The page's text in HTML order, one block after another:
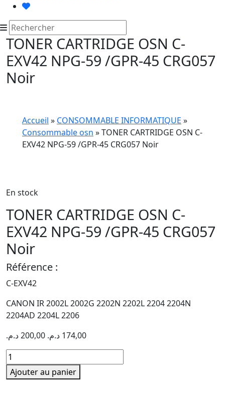
TONER CARTRIDGE OSN C-
EXV42 NPG-59 /GPR-45 CRG057
Noir
Accueil » CONSOMMABLE INFORMATIQUE »
Consommable osn » TONER CARTRIDGE OSN C-
EXV42 NPG-59 /GPR-45 CRG057 Noir
En stock
TONER CARTRIDGE OSN C-
EXV42 NPG-59 /GPR-45 CRG057
Noir
Référence :
C-EXV42
CANON IR 2002L 2002G 2202N 2202L 2204 2204N
2204AD 2204L 2206
200,00د.م. 174,00 د.م.
quantité
de
TONER
Ajouter au panier